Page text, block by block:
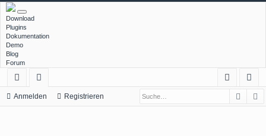
Download
Plugins
Dokumentation
Demo
Blog
Forum
ch
or
Anmelden Registrieren